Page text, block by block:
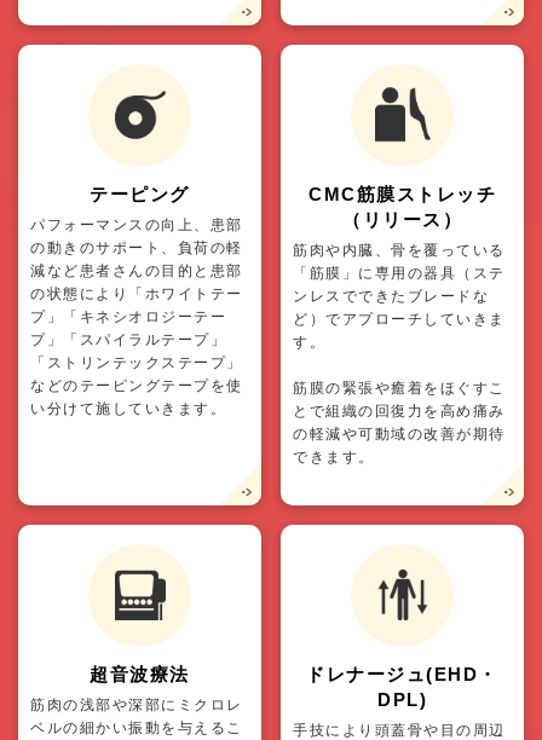
テーピング
パフォーマンスの向上、患部
の動きのサポート、負荷の軽
減など患者さんの目的と患部
の状態により「ホワイトテー
プ」「キネシオロジーテー
プ」「スパイラルテープ」
「ストリンテックステープ」
などのテーピングテープを使
い分けて施していきます。
CMC筋膜ストレッチ
（リリース）
筋肉や内臓、骨を覆っている
「筋膜」に専用の器具（ステ
ンレスでできたブレードな
ど）でアプローチしていきま
す。
筋膜の緊張や癒着をほぐすこ
とで組織の回復力を高め痛み
の軽減や可動域の改善が期待
できます。
超音波療法
筋肉の浅部や深部にミクロレ
ベルの細かい振動を与えるこ
ドレナージュ(EHD・
DPL)
手技により頭蓋骨や目の周辺